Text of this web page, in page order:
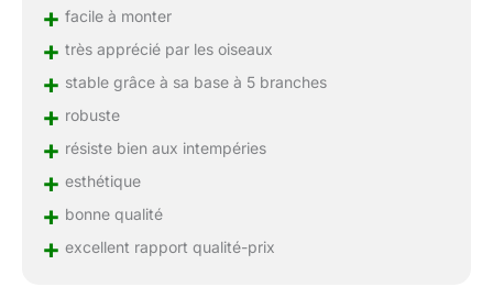
+ facile à monter
+ très apprécié par les oiseaux
+ stable grâce à sa base à 5 branches
+ robuste
+ résiste bien aux intempéries
+ esthétique
+ bonne qualité
+ excellent rapport qualité-prix